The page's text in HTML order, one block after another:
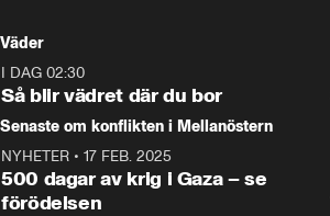
tonårsutvisningarna och hur
Moderaterna ska locka
väljare till valet i höst.
Väder
I DAG 02:30
Så blir vädret där du bor
Senaste om konflikten i Mellanöstern
NYHETER • 17 FEB. 2025
500 dagar av krig i Gaza – se
förödelsen